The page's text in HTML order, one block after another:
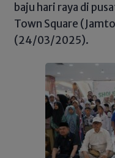
baju hari raya di
Town Square
(24/03/2025).